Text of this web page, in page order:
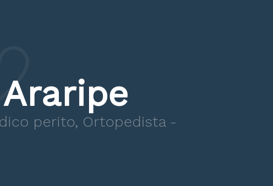
Araripe
perito, Ortopedista -